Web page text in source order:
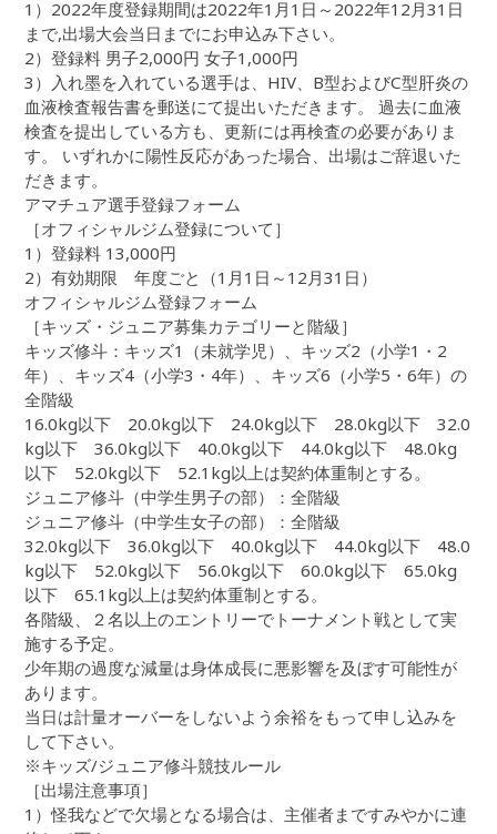
1）2022年度登録期間は2022年1月1日～2022年12月31日
まで,出場大会当日までにお申込み下さい。
2）登録料 男子2,000円 女子1,000円
3）入れ墨を入れている選手は、HIV、B型およびC型肝炎の
血液検査報告書を郵送にて提出いただきます。 過去に血液
検査を提出している方も、更新には再検査の必要がありま
す。 いずれかに陽性反応があった場合、出場はご辞退いた
だきます。
アマチュア選手登録フォーム
［オフィシャルジム登録について］
1）登録料 13,000円
2）有効期限 年度ごと（1月1日～12月31日）
オフィシャルジム登録フォーム
［キッズ・ジュニア募集カテゴリーと階級］
キッズ修斗：キッズ1（未就学児）、キッズ2（小学1・2
年）、キッズ4（小学3・4年）、キッズ6（小学5・6年）の
全階級
16.0kg以下 20.0kg以下 24.0kg以下 28.0kg以下 32.0
kg以下 36.0kg以下 40.0kg以下 44.0kg以下 48.0kg
以下 52.0kg以下 52.1kg以上は契約体重制とする。
ジュニア修斗（中学生男子の部）：全階級
ジュニア修斗（中学生女子の部）：全階級
32.0kg以下 36.0kg以下 40.0kg以下 44.0kg以下 48.0
kg以下 52.0kg以下 56.0kg以下 60.0kg以下 65.0kg
以下 65.1kg以上は契約体重制とする。
各階級、２名以上のエントリーでトーナメント戦として実
施する予定。
少年期の過度な減量は身体成長に悪影響を及ぼす可能性が
あります。
当日は計量オーバーをしないよう余裕をもって申し込みを
して下さい。
※キッズ/ジュニア修斗競技ルール
［出場注意事項］
1）怪我などで欠場となる場合は、主催者まですみやかに連